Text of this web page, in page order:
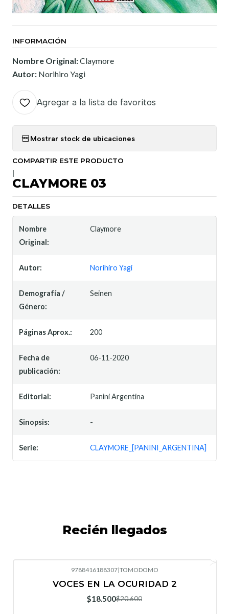
INFORMACIÓN
Nombre Original:Claymore
Autor: Norihiro Yagi
Agregar a la lista de favoritos
Mostrar stock de ubicaciones
COMPARTIR ESTE PRODUCTO
CLAYMORE 03
DETALLES
Nombre
Original:
Claymore
Autor: Norihiro Yagi
Demografía /
Género:
Seinen
Páginas Aprox.: 200
Fecha de
publicación:
06-11-2020
Editorial: Panini Argentina
Sinopsis: -
Serie: CLAYMORE_[PANINI_ARGENTINA]
Recién llegados
9788416188307|TOMODOMO
VOCES EN LA OCURIDAD 2
$18.500$20.600